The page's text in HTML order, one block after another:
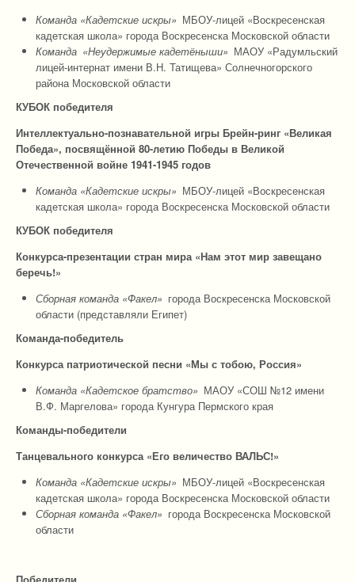
Команда «Кадетские искры» МБОУ-лицей «Воскресенская
кадетская школа» города Воскресенска Московской области
Команда «Неудержимые кадетёныши» МАОУ «Радумльский
лицей-интернат имени В.Н. Татищева» Солнечногорского
района Московской области
КУБОК победителя
Интеллектуально-познавательной игры Брейн-ринг «Великая
Победа», посвящённой 80-летию Победы в Великой
Отечественной войне 1941-1945 годов
Команда «Кадетские искры» МБОУ-лицей «Воскресенская
кадетская школа» города Воскресенска Московской области
КУБОК победителя
Конкурса-презентации стран мира «Нам этот мир завещано
беречь!»
Сборная команда «Факел» города Воскресенска Московской
области (представляли Египет)
Команда-победитель
Конкурса патриотической песни «Мы с тобою, Россия»
Команда «Кадетское братство» МАОУ «СОШ №12 имени
В.Ф. Маргелова» города Кунгура Пермского края
Команды-победители
Танцевального конкурса «Его величество ВАЛЬС!»
Команда «Кадетские искры» МБОУ-лицей «Воскресенская
кадетская школа» города Воскресенска Московской области
Сборная команда «Факел» города Воскресенска Московской
области